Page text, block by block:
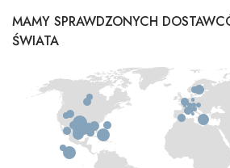
MAMY SPRAWDZONYCH
ŚWIATA